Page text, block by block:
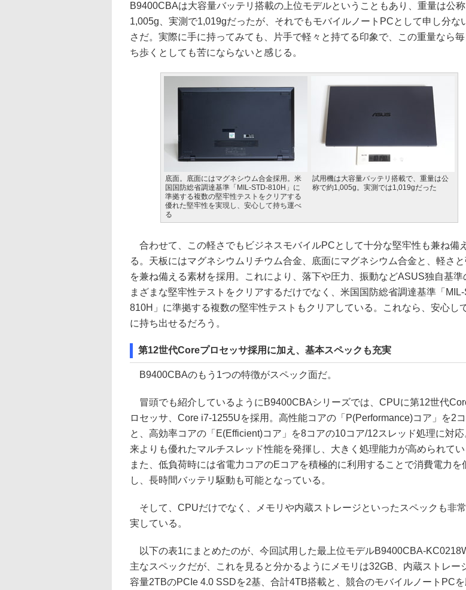
B9400CBAは大容量バッテリ搭載の上位モデルということもあり、重量は公
1,005g、実測で1,019gだったが、それでもモバイルノートPCとして申し分な
さだ。実際に手に持ってみても、片手で軽々と持てる印象で、この重量なら
ち歩くとしても苦にならないと感じる。
底面。底面にはマグネシウム合金採用。米
国国防総省調達基準「MIL-STD-810H」に
準拠する複数の堅牢性テストをクリアする
優れた堅牢性を実現し、安心して持ち運べ
る
試用機は大容量バッテリ搭載で、重量は公
称で約1,005g。実測では1,019gだった
合わせて、この軽さでもビジネスモバイルPCとして十分な堅牢性も兼ね備
る。天板にはマグネシウムリチウム合金、底面にマグネシウム合金と、軽さ
を兼ね備える素材を採用。これにより、落下や圧力、振動などASUS独自基準
まざまな堅牢性テストをクリアするだけでなく、米国国防総省調達基準「
810H」に準拠する複数の堅牢性テストもクリアしている。これなら、安心し
に持ち出せるだろう。
第12世代Coreプロセッサ採用に加え、基本スペックも充実
B9400CBAのもう1つの特徴がスペック面だ。
冒頭でも紹介しているようにB9400CBAシリーズでは、CPUに第12世代
ロセッサ、Core i7-1255Uを採用。高性能コアの「P(Performance)コア」を2
と、高効率コアの「E(Efficient)コア」を8コアの10コア/12スレッド処理に対応
来よりも優れたマルチスレッド性能を発揮し、大きく処理能力が高められてい
また、低負荷時には省電力コアのEコアを積極的に利用することで消費電力を
し、長時間バッテリ駆動も可能となっている。
そして、CPUだけでなく、メモリや内蔵ストレージといったスペックも非
実している。
以下の表1にまとめたのが、今回試用した最上位モデルB9400CBA-
主なスペックだが、これを見ると分かるようにメモリは32GB、内蔵ストレー
容量2TBのPCIe 4.0 SSDを2基、合計4TB搭載と、競合のモバイルノートPCを